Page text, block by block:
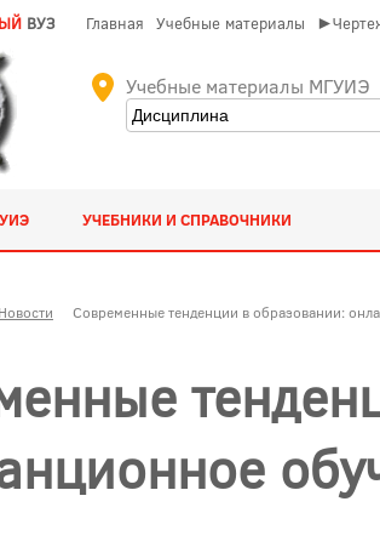
ВУЗ Главная Учебные материалы
Учебные материалы МГУИЭ
УЧЕБНИКИ И СПРАВОЧНИКИ
Новости Современные тенденции в образовании: